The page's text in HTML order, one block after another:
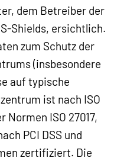
dem Betreiber der
Shields, ersichtlich.
zum Schutz der
(insbesondere
auf typische
ist nach ISO
Normen ISO 27017,
PCI DSS und
zertifiziert. Die